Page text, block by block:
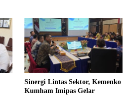
Sinergi Lintas Sektor, Kemenko
Kumham Imipas Gelar